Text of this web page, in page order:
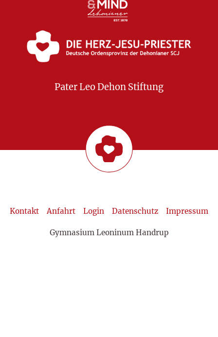
Pater Leo Dehon Stiftung
Kontakt Anfahrt Login Datenschutz Impressum
Gymnasium Leoninum Handrup